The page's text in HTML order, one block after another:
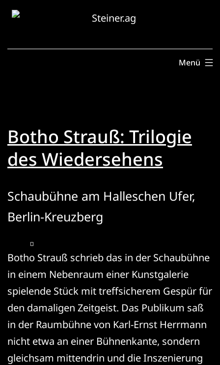
Zum
Menü
Botho Strauß: Trilogie
des Wiedersehens
Schaubühne am Halleschen Ufer,
Berlin-Kreuzberg
Botho Strauß schrieb das in der Schaubühne
in einem Nebenraum einer Kunstgalerie
spielende Stück mit treffsicherem Gespür für
den damaligen Zeitgeist. Das Publikum saß
in der Raumbühne von Karl-Ernst Herrmann
nicht etwa an einer Bühnenkante, sondern
gleichsam mittendrin und die Inszenierung